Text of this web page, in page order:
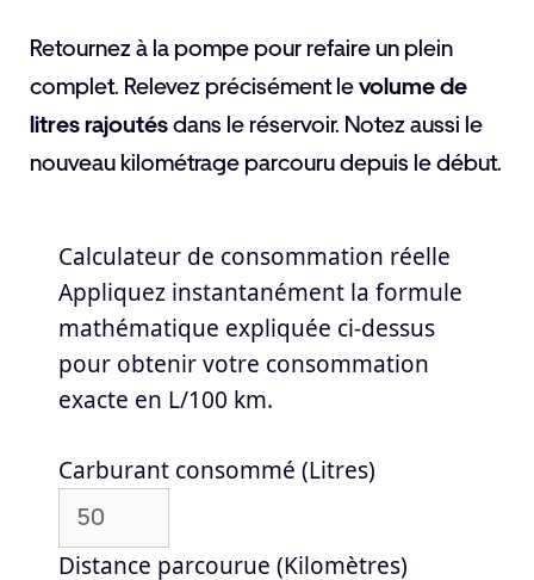
Retournez à la pompe pour refaire un plein
complet. Relevez précisément levolume de
litres rajoutésdans le réservoir. Notez aussi le
nouveau kilométrage parcouru depuis le début.
Calculateur de consommation réelle
Appliquez instantanément la formule
mathématique expliquée ci-dessus
pour obtenir votre consommation
exacte en L/100 km.
Carburant consommé (Litres)
Distance parcourue (Kilomètres)